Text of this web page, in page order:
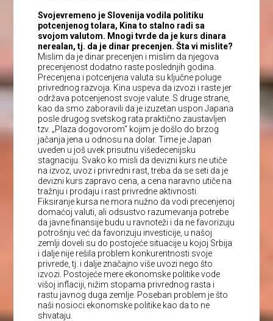
Svojevremeno je Slovenija vodila politiku
potcenjenog tolara, Kina to stalno radi sa
svojom valutom. Mnogi tvrde da je kurs dinara
nerealan, tj. da je dinar precenjen. Šta vi mislite?
Mislim da je dinar precenjen i mislim da njegova
precenjenost dodatno raste poslednjih godina.
Precenjena i potcenjena valuta su ključne poluge
privrednog razvoja. Kina uspeva da izvozi i raste jer
održava potcenjenost svoje valute. S druge strane,
kao da smo zaboravili da je izuzetan uspon Japana
posle drugog svetskog rata praktično zaustavljen
tzv. „Plaza dogovorom“ kojim je došlo do brzog
jačanja jena u odnosu na dolar. Time je Japan
uveden u još uvek prisutnu višedecenijsku
stagnaciju. Svako ko misli da devizni kurs ne utiče
na izvoz, uvoz i privredni rast, treba da se seti da je
devizni kurs zapravo cena, a cena naravno utiče na
tražnju i prodaju i rast privredne aktivnosti.
Fiksiranje kursa ne mora nužno da vodi precenjenoj
domaćoj valuti, ali odsustvo razumevanja potrebe
da javne finansije budu u ravnoteži i da ne favorizuju
potrošnju već da favorizuju investicije, u našoj
zemlji doveli su do postojeće situacije u kojoj Srbija
i dalje nije rešila problem konkurentnosti svoje
privrede, tj. i dalje značajno više uvozi nego što
izvozi. Postojeće mere ekonomske politike vode
višoj inflaciji, nižim stopama privrednog rasta i
rastu javnog duga zemlje. Poseban problem je što
naši nosioci ekonomske politike kao da to ne
shvataju.